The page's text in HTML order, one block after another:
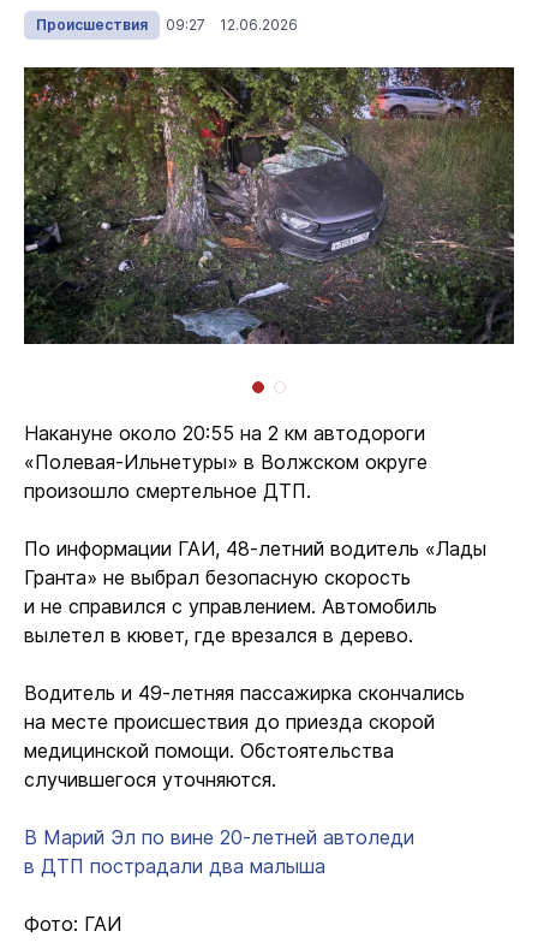
Происшествия 09:27 12.06.2026
Накануне около 20:55 на 2 км автодороги
«Полевая-Ильнетуры» в Волжском округе
произошло смертельное ДТП.
По информации ГАИ, 48-летний водитель «Лады
Гранта» не выбрал безопасную скорость
и не справился с управлением. Автомобиль
вылетел в кювет, где врезался в дерево.
Водитель и 49-летняя пассажирка скончались
на месте происшествия до приезда скорой
медицинской помощи. Обстоятельства
случившегося уточняются.
В Марий Эл по вине 20-летней автоледи
в ДТП пострадали два малыша
Фото: ГАИ